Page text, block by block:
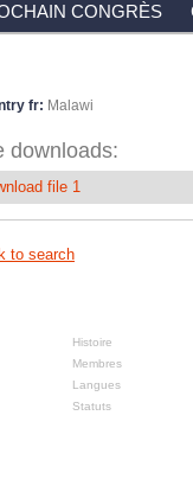
CONGRÈS
fr: Malawi
downloads:
file 1
to search
Histoire
Membres
Langues
Statuts